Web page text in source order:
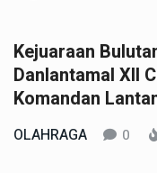
Kejuaraan
Danlantamal XII
Komandan
OLAHRAGA 0